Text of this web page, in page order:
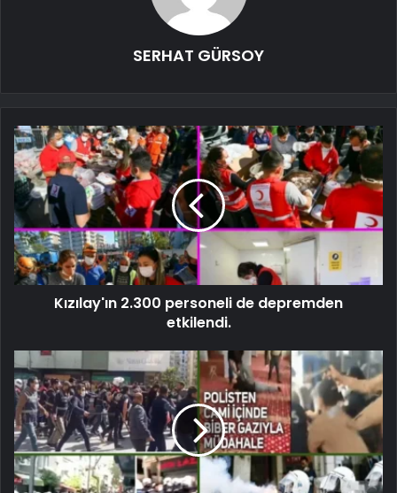
SERHAT GÜRSOY
Kızılay'ın 2.300 personeli de depremden
etkilendi.